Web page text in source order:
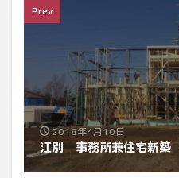
Prev
2018年4月10日
江別 事務所兼住宅新